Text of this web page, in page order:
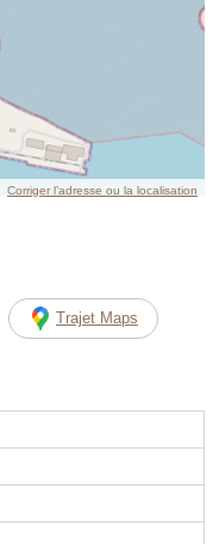
Corriger l’adresse ou la localisation
Trajet Maps